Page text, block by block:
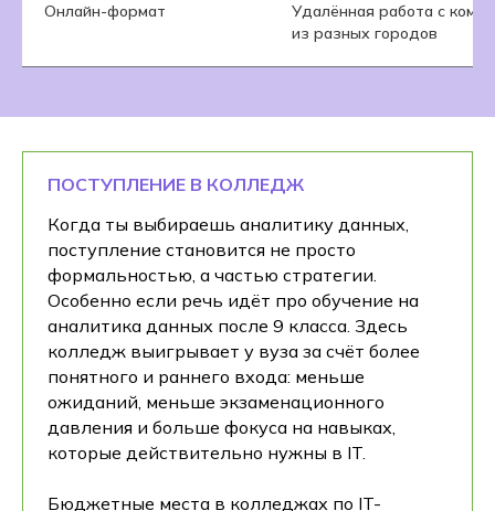
Онлайн-формат
Удалённая работа с
из разных городов
ПОСТУПЛЕНИЕ В КОЛЛЕДЖ
Когда ты выбираешь аналитику данных,
поступление становится не просто
формальностью, а частью стратегии.
Особенно если речь идёт про обучение на
аналитика данных после 9 класса. Здесь
колледж выигрывает у вуза за счёт более
понятного и раннего входа: меньше
ожиданий, меньше экзаменационного
давления и больше фокуса на навыках,
которые действительно нужны в IT.
Бюджетные места в колледжах по IT-